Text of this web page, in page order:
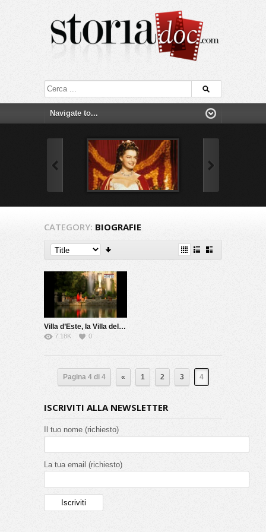
CATEGORY: BIOGRAFIE
Villa d’Este, la Villa del cardinale
7.18K 0
Pagina 4 di 4 « 1 2 3 4
ISCRIVITI ALLA NEWSLETTER
Il tuo nome (richiesto)
La tua email (richiesto)